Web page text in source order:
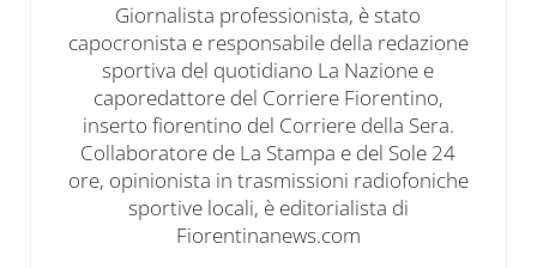
Giornalista professionista, è stato
capocronista e responsabile della redazione
sportiva del quotidiano La Nazione e
caporedattore del Corriere Fiorentino,
inserto fiorentino del Corriere della Sera.
Collaboratore de La Stampa e del Sole 24
ore, opinionista in trasmissioni radiofoniche
sportive locali, è editorialista di
Fiorentinanews.com